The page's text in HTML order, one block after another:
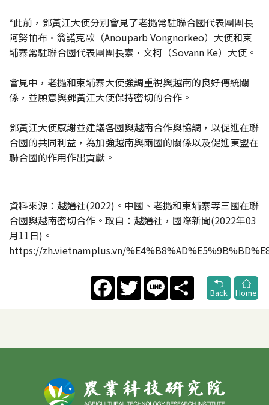
*此前，鄧黃江大使分別會見了老撾常駐聯合國代表團團長
阿努帕布·翁諾克歐（Anouparb Vongnorkeo）大使和柬
埔寨常駐聯合國代表團團長索·文柯（Sovann Ke）大使。
會見中，老撾和柬埔寨大使強調重視與越南的良好傳統關
係，並願意與鄧黃江大使保持密切的合作。
鄧黃江大使感謝並建議各國與越南合作與協調，以促進在聯
合國的共同利益，為加強越南與兩國的關係以及促進東盟在
聯合國的作用作出貢獻。
資料來源：越通社(2022)。中國、老撾和柬埔寨等三國在聯
合國與越南密切合作。取自：越通社，國際新聞(2022年03
月11日)。
https://zh.vietnamplus.vn/
FacebookTwitter Line
Share
Back
Home